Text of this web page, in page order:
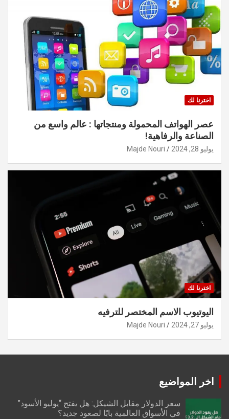
اخترنا لك
عصر الهواتف المحمولة ومنتجاتها : عالم واسع من
الصناعة والرفاهية!
يوليو 28, 2024 Majde Nouri
اخترنا لك
اليوتيوب الاسم المختصر للترفيه
يوليو 27, 2024 Majde Nouri
اخر المواضيع
سعر الدولار مقابل الشيكل: هل يفتح “يوليو الأسود”
في الأسواق العالمية بابًا لصعود جديد؟